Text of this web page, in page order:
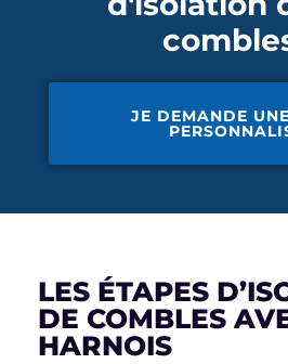
JE DEMANDE
LES ÉTAPES
DE COMBLES
HARNOIS